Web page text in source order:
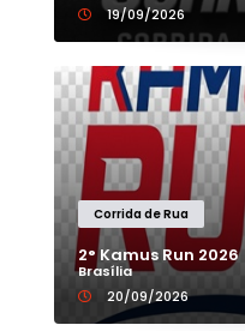
19/09/2026
Corrida de Rua
2° Kamus Run 2026
Brasília
20/09/2026